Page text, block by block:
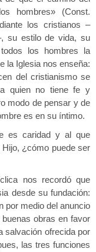
hombres» (Const.
los cristianos –
su estilo de vida, su
los hombres la
la Iglesia nos enseña:
del cristianismo se
quien no tiene fe y
modo de pensar y de
es en su íntimo.
es caridad y al que
¿cómo puede ser
nos recordó que
desde su fundación:
por medio del anuncio
obras en favor
salvación ofrecida por
las tres funciones